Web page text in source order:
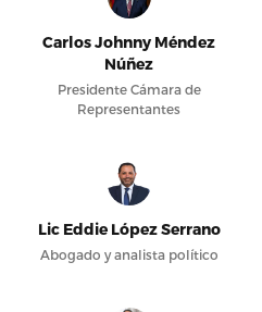
Carlos Johnny Méndez
Núñez
Presidente Cámara de
Representantes
Lic Eddie López Serrano
Abogado y analista político